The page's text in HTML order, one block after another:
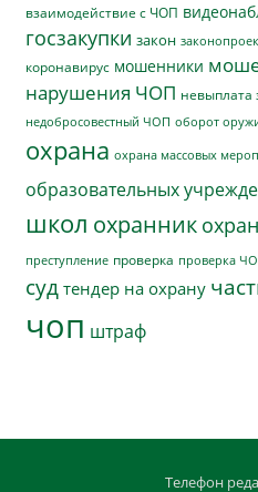
взаимодействие с ЧОП
госзакупки закон
коронавирус мошенники
нарушения ЧОП невыплата
недобросовестный ЧОП оборот
охрана охрана массовых
образовательных
школ охранник
преступление проверка проверка
суд тендер на охрану
чоп штраф
Телефон